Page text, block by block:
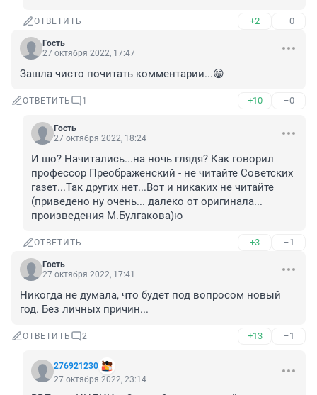
ОТВЕТИТЬ +2 –0
Гость
27 октября 2022, 17:47
Зашла чисто почитать комментарии...😁
ОТВЕТИТЬ 1 +10 –0
Гость
27 октября 2022, 18:24
И шо? Начитались...на ночь глядя? Как говорил
профессор Преображенский - не читайте Советских
газет...Так других нет...Вот и никаких не читайте
(приведено ну очень... далеко от оригинала...
произведения М.Булгакова)ю
ОТВЕТИТЬ +3 –1
Гость
27 октября 2022, 17:41
Никогда не думала, что будет под вопросом новый
год. Без личных причин...
ОТВЕТИТЬ 2 +13 –1
276921230
27 октября 2022, 23:14